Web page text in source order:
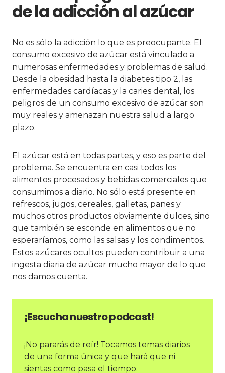
de la adicción al azúcar
No es sólo la adicción lo que es preocupante. El
consumo excesivo de azúcar está vinculado a
numerosas enfermedades y problemas de salud.
Desde la obesidad hasta la diabetes tipo 2, las
enfermedades cardíacas y la caries dental, los
peligros de un consumo excesivo de azúcar son
muy reales y amenazan nuestra salud a largo
plazo.
El azúcar está en todas partes, y eso es parte del
problema. Se encuentra en casi todos los
alimentos procesados y bebidas comerciales que
consumimos a diario. No sólo está presente en
refrescos, jugos, cereales, galletas, panes y
muchos otros productos obviamente dulces, sino
que también se esconde en alimentos que no
esperaríamos, como las salsas y los condimentos.
Estos azúcares ocultos pueden contribuir a una
ingesta diaria de azúcar mucho mayor de lo que
nos damos cuenta.
¡Escucha nuestro podcast!
¡No pararás de reír! Tocamos temas diarios
de una forma única y que hará que ni
sientas como pasa el tiempo.